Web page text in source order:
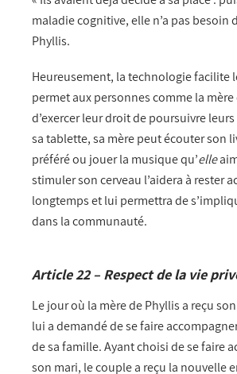
maladie cognitive, elle n’a pas besoin
Phyllis.
Heureusement, la technologie facilite
permet aux personnes comme la mère
d’exercer leur droit de poursuivre
sa tablette, sa mère peut écouter son
préféré ou jouer la musique qu’elle
stimuler son cerveau l’aidera à rester
longtemps et lui permettra de
dans la communauté.
Article 22 – Respect de la vie
Le jour où la mère de Phyllis a reçu
lui a demandé de se faire
de sa famille. Ayant choisi de se faire
son mari, le couple a reçu la nouvelle